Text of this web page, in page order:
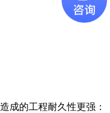
成的工程耐久性更强：